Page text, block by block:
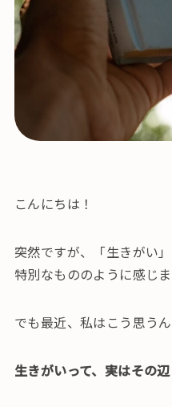
こんにちは！
突然ですが、「生きがい
特別なもののように感じ
でも最近、私はこう思うん
生きがいって、実はその辺